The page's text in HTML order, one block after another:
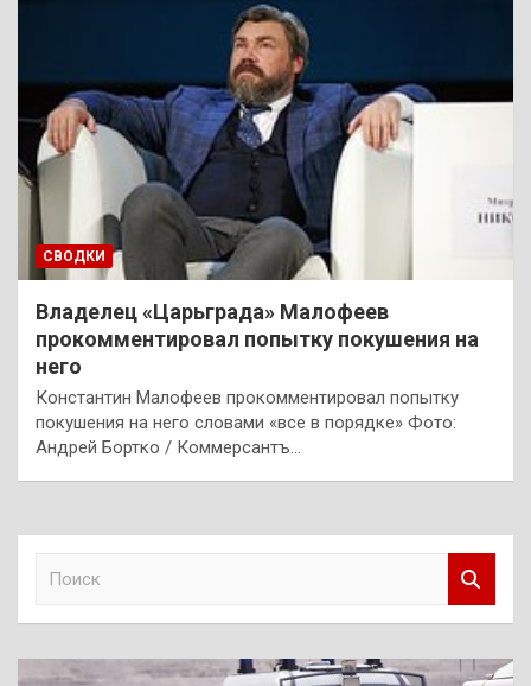
СВОДКИ
Владелец «Царьграда» Малофеев
прокомментировал попытку покушения на
него
Константин Малофеев прокомментировал попытку
покушения на него словами «все в порядке» Фото:
Андрей Бортко / Коммерсантъ…
к